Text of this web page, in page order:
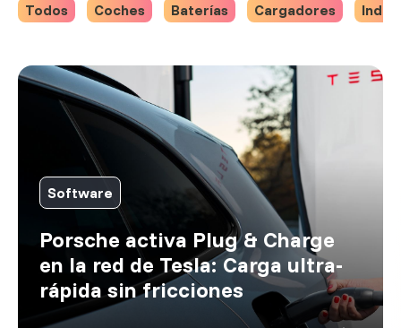
Todos Coches Baterías Cargadores
Software
Porsche activa Plug & Charge
en la red de Tesla: Carga ultra-
rápida sin fricciones